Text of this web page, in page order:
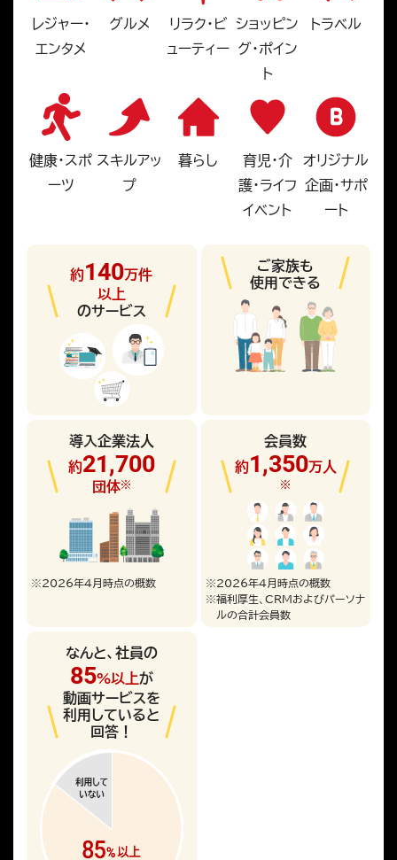
レジャー・
エンタメ
グルメ
リラク・ビ
ューティー
ショッピン
グ・ポイン
ト
トラベル
健康・スポ
ーツ
スキルアッ
プ
暮らし
育児・介
護・ライフ
イベント
オリジナル
企画・サポ
ート
約140万件
以上
のサービス
ご家族も
使用できる
導入企業法人
約21,700
団体※
※2026年4月時点の概数
会員数
約1,350万人
※
※2026年4月時点の概数
※福利厚生、CRMおよびパーソナ
ルの合計会員数
なんと、社員の
85%以上が
動画サービスを
利用していると
回答！